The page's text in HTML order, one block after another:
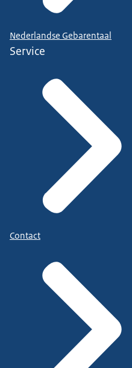
Nederlandse Gebarentaal
Service
Contact